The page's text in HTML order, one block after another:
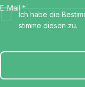
E-Mail *
Ich habe die
stimme diesen zu.